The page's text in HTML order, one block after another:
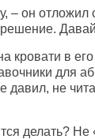
– он отложил
кровати в
для
давил, не
делать?